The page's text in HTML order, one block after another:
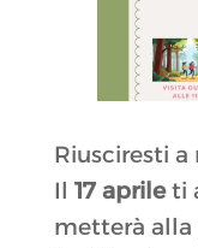
Riusciresti a
Il 17 aprileti
metterà alla